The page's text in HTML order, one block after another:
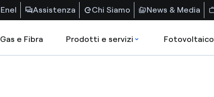
Assistenza Chi Siamo News & Media
e Fibra Prodotti e servizi Fotovoltaico